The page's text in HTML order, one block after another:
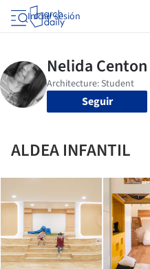
Iniciar sesión
Seguir
ALDEA INFANTIL